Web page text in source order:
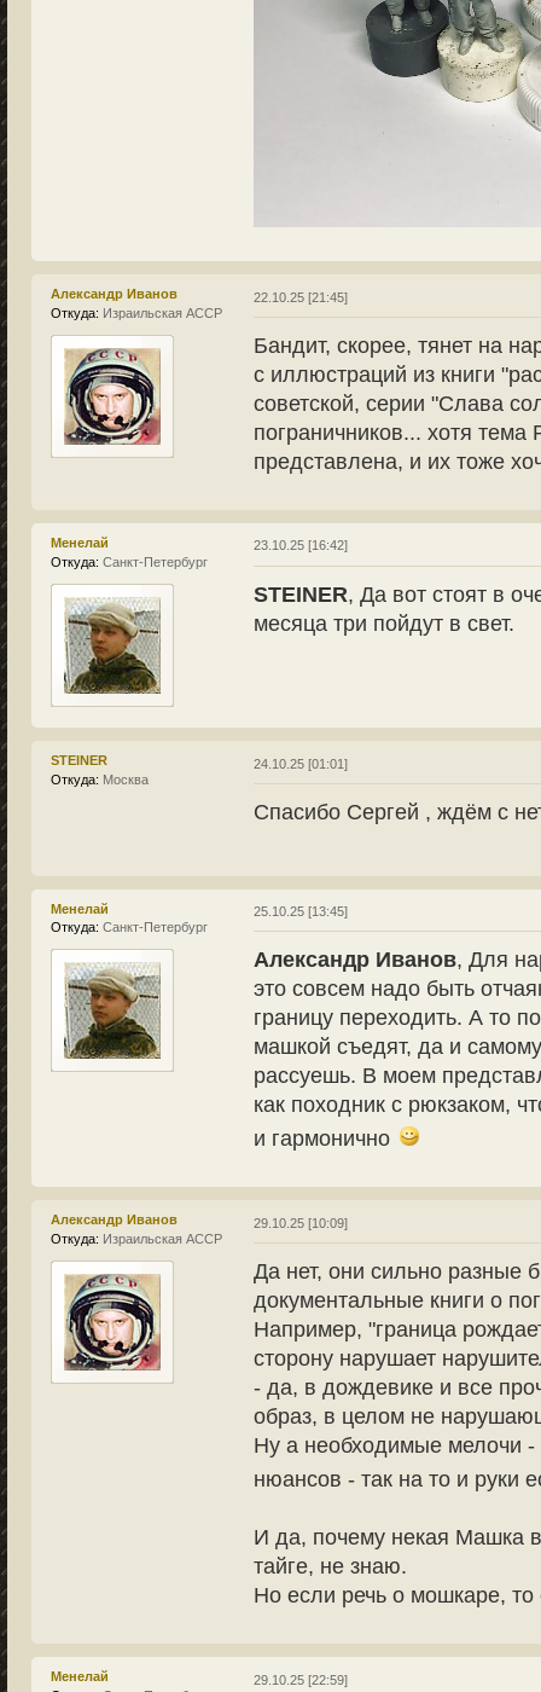
Александр Иванов
Откуда: Израильская АССР
22.10.25 [21:45]
Бандит, скорее, тянет на
с иллюстраций из книги
советской, серии "Слава
пограничников... хотя
представлена, и их тоже
Менелай
Откуда: Санкт-Петербург
23.10.25 [16:42]
STEINER, Да вот стоят в
месяца три пойдут в свет.
STEINER
Откуда: Москва
24.10.25 [01:01]
Спасибо Сергей , ждём с
Менелай
Откуда: Санкт-Петербург
25.10.25 [13:45]
Александр Иванов, Для
это совсем надо быть
границу переходить. А то
машкой съедят, да и
рассуешь. В моем
как походник с рюкзаком,
и гармонично
Александр Иванов
Откуда: Израильская АССР
29.10.25 [10:09]
Да нет, они сильно разные
документальные книги о
Например, "граница
сторону нарушает
- да, в дождевике и все
образ, в целом не
Ну а необходимые мелочи -
нюансов - так на то и руки
И да, почему некая Машка
тайге, не знаю.
Но если речь о мошкаре,
Менелай
29.10.25 [22:59]